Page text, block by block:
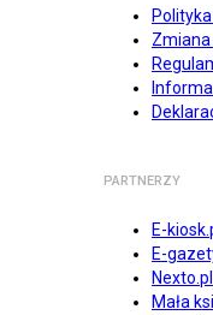
PARTNERZY
E-
E-
Nexto.pl
Mała